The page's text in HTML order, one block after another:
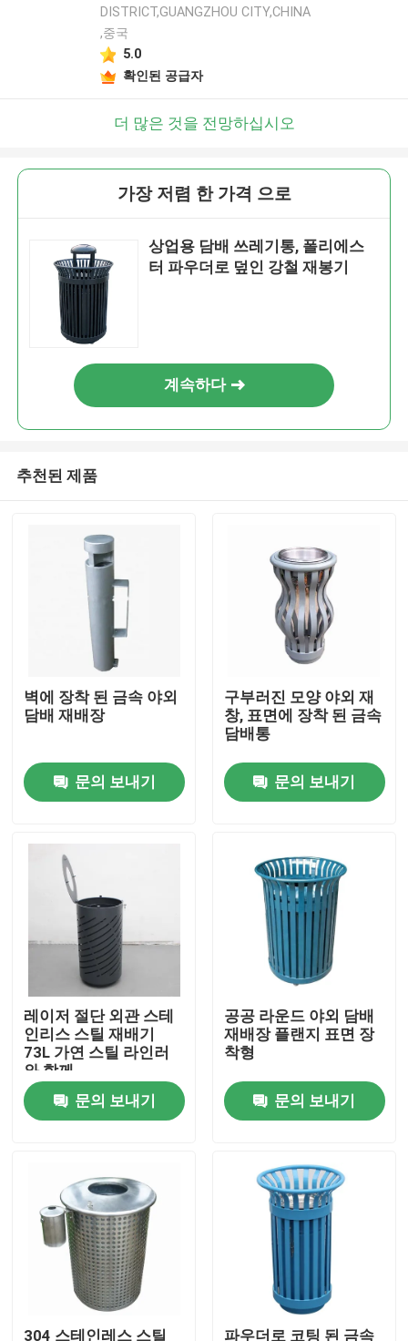
제품
우리 에 관한 것
공장 투어
품질 관리
저희와 연락
인용 을 요청 하십시오
야외 금속 벤치
야외 목재 벤치
DISTRICT,GUANGZHOU CITY,CHINA
,중국
5.0
확인된 공급자
더 많은 것을 전망하십시오
가장 저렴 한 가격 으로
상업용 담배 쓰레기통, 폴리에스
터 파우더로 덮인 강철 재봉기
계속하다
추천된 제품
벽에 장착 된 금속 야외
담배 재배장
문의 보내기
구부러진 모양 야외 재
창, 표면에 장착 된 금속
담배통
문의 보내기
레이저 절단 외관 스테
인리스 스틸 재배기
73L 가연 스틸 라인러
와 함께
문의 보내기
공공 라운드 야외 담배
재배장 플랜지 표면 장
착형
문의 보내기
304 스테인레스 스틸 파우더로 코팅 된 금속